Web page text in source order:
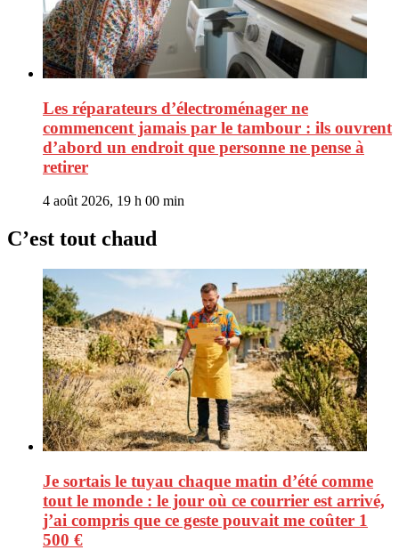
Les réparateurs d’électroménager ne
commencent jamais par le tambour : ils ouvrent
d’abord un endroit que personne ne pense à
retirer
4 août 2026, 19 h 00 min
C’est tout chaud
Je sortais le tuyau chaque matin d’été comme
tout le monde : le jour où ce courrier est arrivé,
j’ai compris que ce geste pouvait me coûter 1
500 €